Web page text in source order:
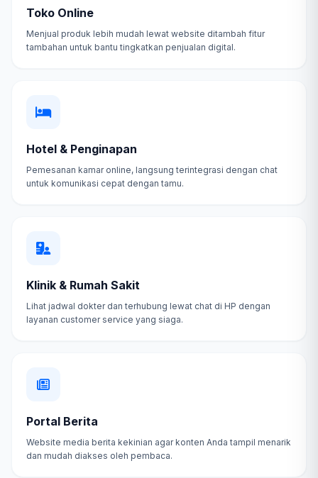
Toko Online
Menjual produk lebih mudah lewat website ditambah fitur
tambahan untuk bantu tingkatkan penjualan digital.
Hotel & Penginapan
Pemesanan kamar online, langsung terintegrasi dengan chat
untuk komunikasi cepat dengan tamu.
Klinik & Rumah Sakit
Lihat jadwal dokter dan terhubung lewat chat di HP dengan
layanan customer service yang siaga.
Portal Berita
Website media berita kekinian agar konten Anda tampil menarik
dan mudah diakses oleh pembaca.